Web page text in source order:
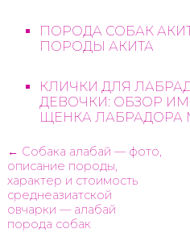
ПОРОДА СОБАК
ПОРОДЫ АКИТА
КЛИЧКИ ДЛЯ
ДЕВОЧКИ: ОБЗОР
ЩЕНКА ЛАБРАДОРА
← Собака алабай — фото,
описание породы,
характер и стоимость
среднеазиатской
овчарки — алабай
порода собак